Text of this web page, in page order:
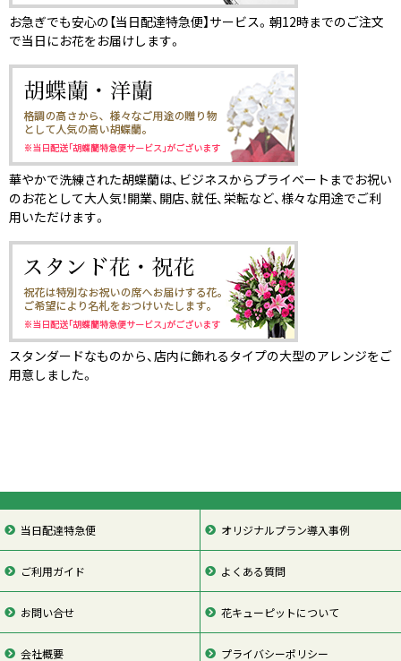
お急ぎでも安心の【当日配達特急便】サービス。朝12時までのご注文
で当日にお花をお届けします。
華やかで洗練された胡蝶蘭は、ビジネスからプライベートまでお祝い
のお花として大人気！開業、開店、就任、栄転など、様々な用途でご利
用いただけます。
スタンダードなものから、店内に飾れるタイプの大型のアレンジをご
用意しました。
当日配達特急便 オリジナルプラン導入事例
ご利用ガイド よくある質問
お問い合せ 花キューピットについて
会社概要 プライバシーポリシー